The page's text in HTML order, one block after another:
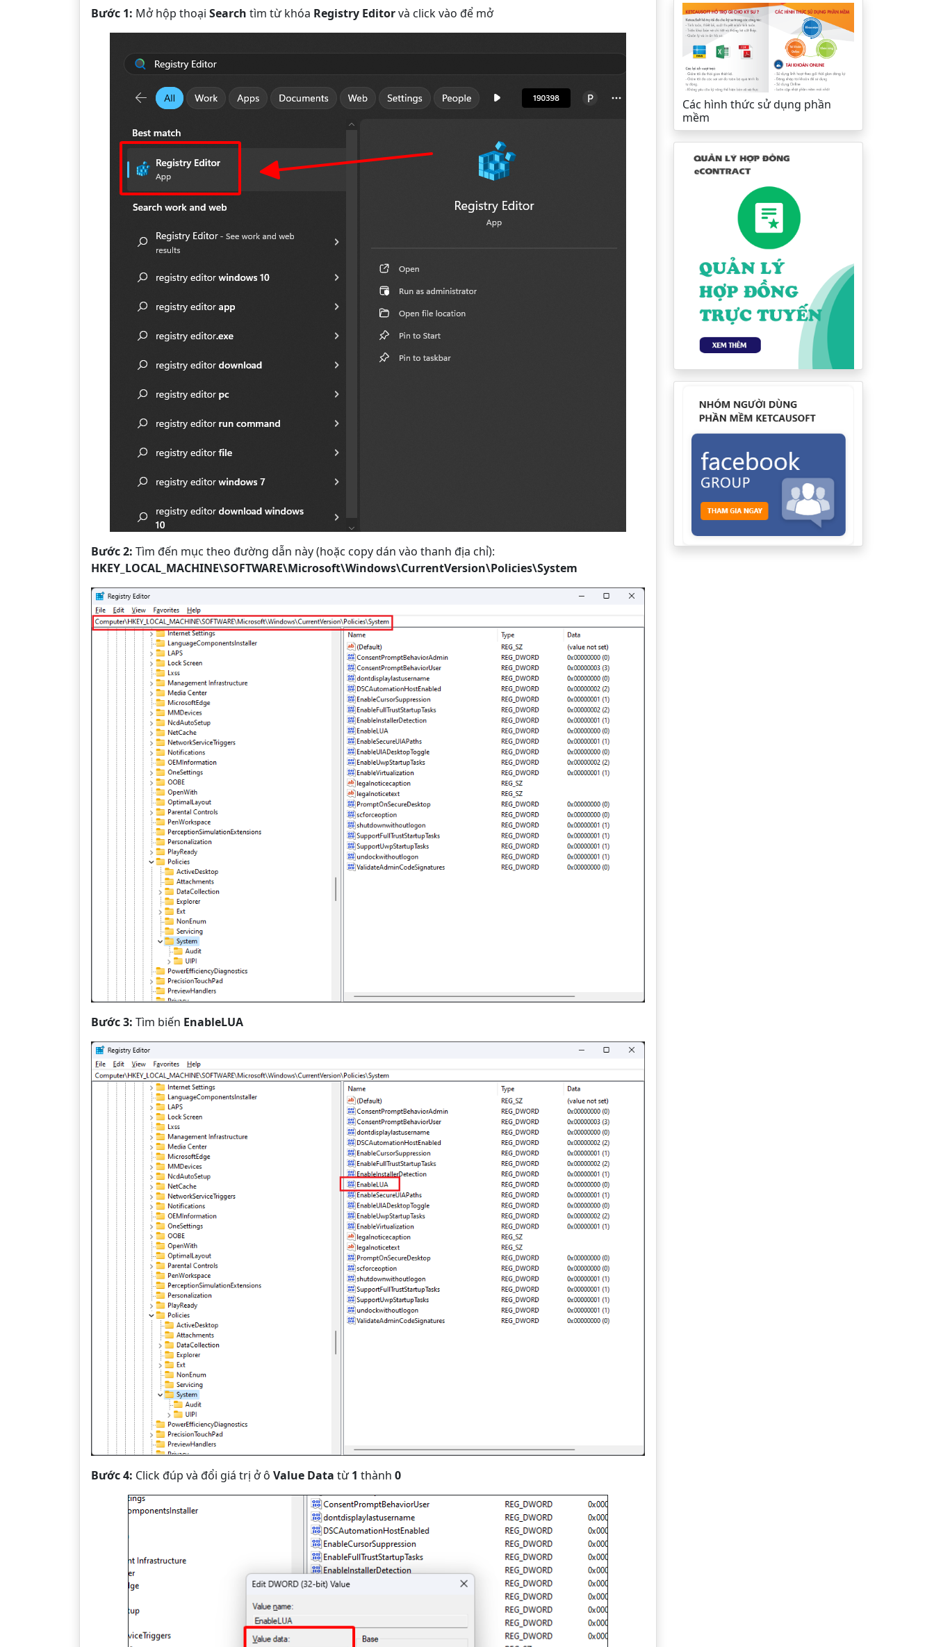
Bước 1: Mở hộp thoại Search tìm từ khóa Registry Editorvà click vào để mở
Bước 2: Tìm đến mục theo đường dẫn này (hoặc copy dán vào thanh địa chỉ):
HKEY_LOCAL_MACHINE\SOFTWARE\Microsoft\Windows\CurrentVersion\Policies\System
Bước 3: Tìm biến EnableLUA
Bước 4: Click đúp và đổi giá trị ở ô Value Data từ1 thành 0
Các hình thức sử dụng phần
mềm